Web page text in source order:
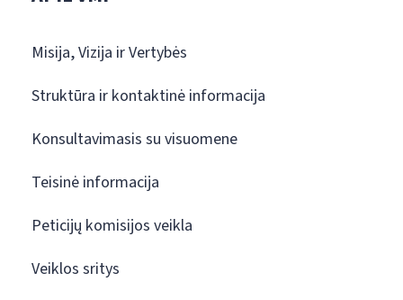
Misija, Vizija ir Vertybės
Struktūra ir kontaktinė informacija
Konsultavimasis su visuomene
Teisinė informacija
Peticijų komisijos veikla
Veiklos sritys